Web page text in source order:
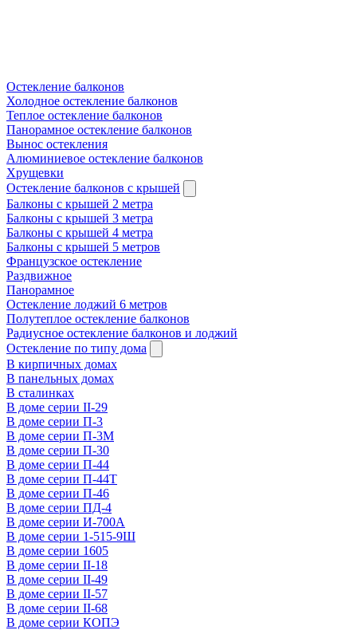
Остекление балконов
Холодное остекление балконов
Теплое остекление балконов
Панорамное остекление балконов
Вынос остекления
Алюминиевое остекление балконов
Хрущевки
Остекление балконов с крышей
Балконы с крышей 2 метра
Балконы с крышей 3 метра
Балконы с крышей 4 метра
Балконы с крышей 5 метров
Французское остекление
Раздвижное
Панорамное
Остекление лоджий 6 метров
Полутеплое остекление балконов
Радиусное остекление балконов и лоджий
Остекление по типу дома
В кирпичных домах
В панельных домах
В сталинках
В доме серии II-29
В доме серии П-3
В доме серии П-3М
В доме серии П-30
В доме серии П-44
В доме серии П-44Т
В доме серии П-46
В доме серии ПД-4
В доме серии И-700А
В доме серии 1-515-9Ш
В доме серии 1605
В доме серии II-18
В доме серии II-49
В доме серии II-57
В доме серии II-68
В доме серии КОПЭ